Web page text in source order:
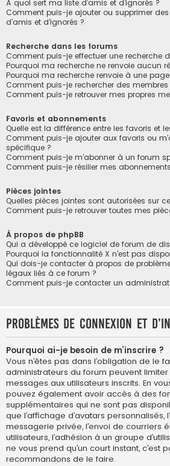
À quoi sert ma liste d’amis et d’ignorés ?
Comment puis-je ajouter ou supprimer
d’amis et d’ignorés ?
Recherche dans les forums
Comment puis-je effectuer une recherche
Pourquoi ma recherche ne renvoie aucun
Pourquoi ma recherche renvoie à une
Comment puis-je rechercher des membres
Comment puis-je retrouver mes propres
Favoris et abonnements
Quelle est la différence entre les favoris et
Comment puis-je ajouter aux favoris ou
spécifique ?
Comment puis-je m’abonner à un forum
Comment puis-je résilier mes
Pièces jointes
Quelles pièces jointes sont autorisées sur
Comment puis-je retrouver toutes mes
À propos de phpBB
Qui a développé ce logiciel de forum de
Pourquoi la fonctionnalité X n’est pas
Qui dois-je contacter à propos de
légaux liés à ce forum ?
Comment puis-je contacter un
Problèmes de connexion et
Pourquoi ai-je besoin de m’inscrire ?
Vous n’êtes pas dans l’obligation de le
administrateurs du forum peuvent
messages aux utilisateurs inscrits. En
pouvez également avoir accès à des
supplémentaires qui ne sont pas
que l’affichage d’avatars personnalisés,
messagerie privée, l’envoi de courriers
utilisateurs, l’adhésion à un groupe
ne vous prend qu’un court instant, c’est
recommandons de le faire.